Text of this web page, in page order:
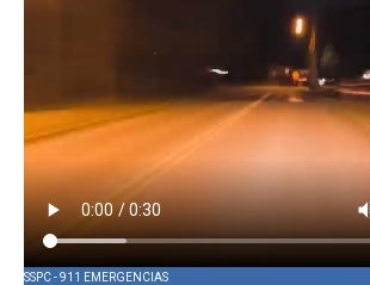
SSPC - 911 EMERGENCIAS